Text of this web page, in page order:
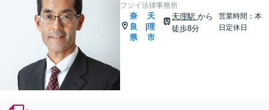
フジイ法律事務所
奈
良
県
天
理
市
天理駅から
徒歩8分
営業時間：本
日定休日